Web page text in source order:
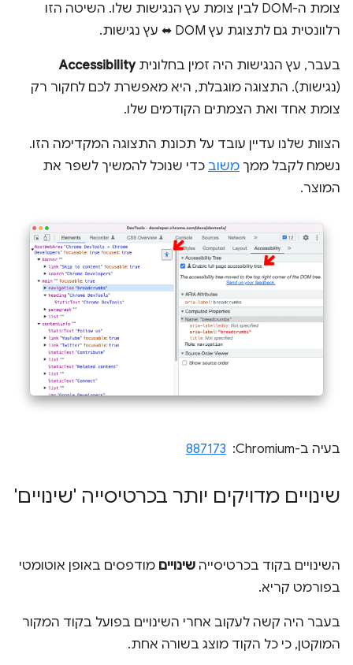
צומת ה-DOM לבין צומת עץ הנגישות שלו. השיטה הזו
רלוונטית גם לתצוגת עץ DOM ⬌ עץ נגישות.
בעבר, עץ הנגישות היה זמין בחלוניתAccessibility
(נגישות). התצוגה מוגבלת, היא מאפשרת לכם לחקור רק
צומת אחד ואת הצמתים הקודמים שלו.
הצוות שלנו עדיין עובד על תכונת התצוגה המקדימה הזו.
נשמח לקבל ממך משוב כדי שנוכל להמשיך לשפר את
המוצר.
בעיה ב-Chromium: ‏ 887173
שינויים מדויקים יותר בכרטיסייה 'שינויים'
השינויים בקוד בכרטיסייה שינויים מודפסים באופן אוטומטי
בפורמט קריא.
בעבר היה קשה לעקוב אחרי השינויים בפועל בקוד המקור
המוקטן, כי כל הקוד מוצג בשורה אחת.